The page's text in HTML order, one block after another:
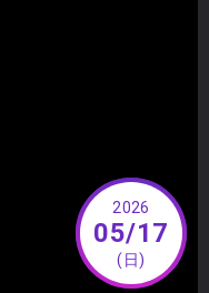
2026
05/17
(日)